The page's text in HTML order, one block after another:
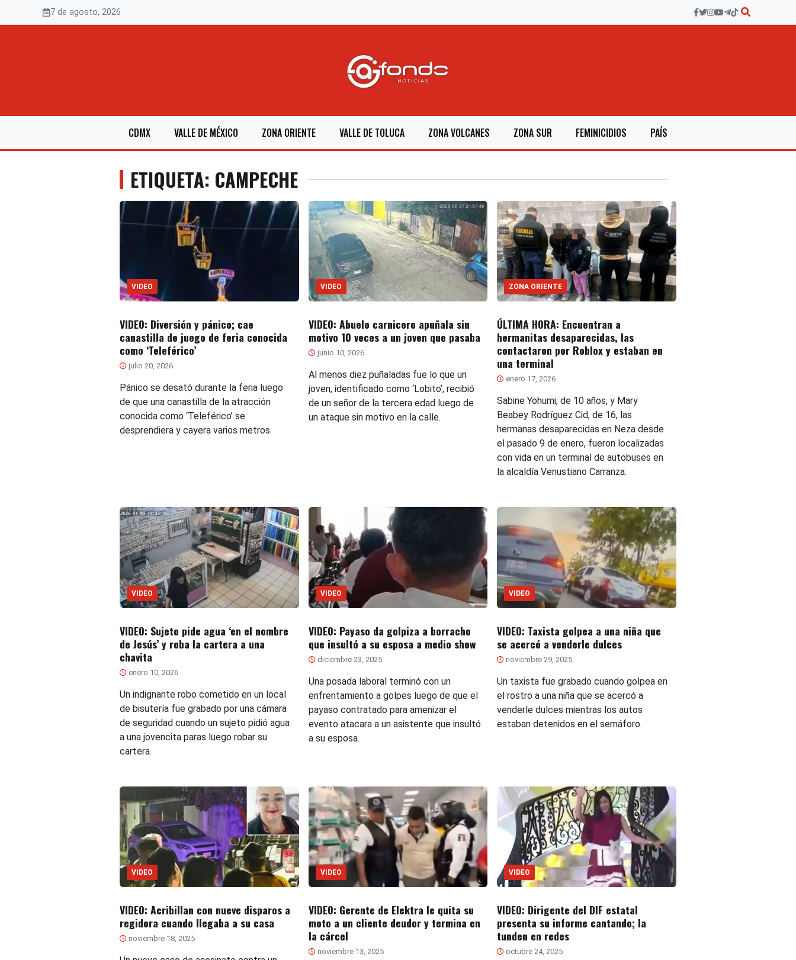
7 de agosto, 2026
CDMX VALLE DE MÉXICO ZONA ORIENTE VALLE DE TOLUCA ZONA VOLCANES ZONA SUR FEMINICIDIOS PAÍS
ETIQUETA: CAMPECHE
VIDEO
VIDEO: Diversión y pánico; cae
canastilla de juego de feria conocida
como ‘Teleférico’
julio 20, 2026
Pánico se desató durante la feria luego
de que una canastilla de la atracción
conocida como ‘Teleférico’ se
desprendiera y cayera varios metros.
VIDEO
VIDEO: Abuelo carnicero apuñala sin
motivo 10 veces a un joven que pasaba
junio 10, 2026
Al menos diez puñaladas fue lo que un
joven, identificado como ‘Lobito’, recibió
de un señor de la tercera edad luego de
un ataque sin motivo en la calle.
ZONA ORIENTE
ÚLTIMA HORA: Encuentran a
hermanitas desaparecidas, las
contactaron por Roblox y estaban en
una terminal
enero 17, 2026
Sabine Yohumi, de 10 años, y Mary
Beabey Rodríguez Cid, de 16, las
hermanas desaparecidas en Neza desde
el pasado 9 de enero, fueron localizadas
con vida en un terminal de autobuses en
la alcaldía Venustiano Carranza.
VIDEO
VIDEO: Sujeto pide agua ‘en el nombre
de Jesús’ y roba la cartera a una
chavita
enero 10, 2026
Un indignante robo cometido en un local
de bisutería fue grabado por una cámara
de seguridad cuando un sujeto pidió agua
a una jovencita paras luego robar su
cartera.
VIDEO
VIDEO: Payaso da golpiza a borracho
que insultó a su esposa a medio show
diciembre 23, 2025
Una posada laboral terminó con un
enfrentamiento a golpes luego de que el
payaso contratado para amenizar el
evento atacara a un asistente que insultó
a su esposa.
VIDEO
VIDEO: Taxista golpea a una niña que
se acercó a venderle dulces
noviembre 29, 2025
Un taxista fue grabado cuando golpea en
el rostro a una niña que se acercó a
venderle dulces mientras los autos
estaban detenidos en el semáforo.
VIDEO
VIDEO: Acribillan con nueve disparos a
regidora cuando llegaba a su casa
noviembre 18, 2025
VIDEO
VIDEO: Gerente de Elektra le quita su
moto a un cliente deudor y termina en
la cárcel
noviembre 13, 2025
VIDEO
VIDEO: Dirigente del DIF estatal
presenta su informe cantando; la
tunden en redes
octubre 24, 2025